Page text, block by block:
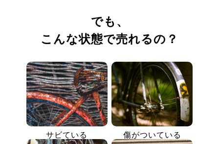
でも、
こんな状態で売れるの？
サビている 傷がついている